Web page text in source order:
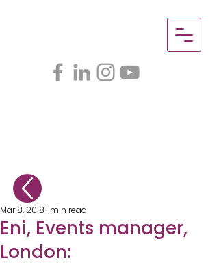
Eni, Events manager,
London:
Mar 8, 20181 min read